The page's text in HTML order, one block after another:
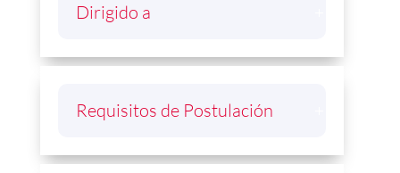
Dirigido a
Requisitos de Postulación